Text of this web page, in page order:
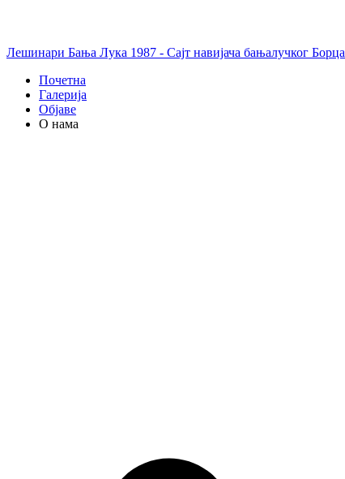
Лешинари Бања Лука 1987 - Сајт навијача бањалучког Борца
Почетна
Галерија
Објаве
О нама